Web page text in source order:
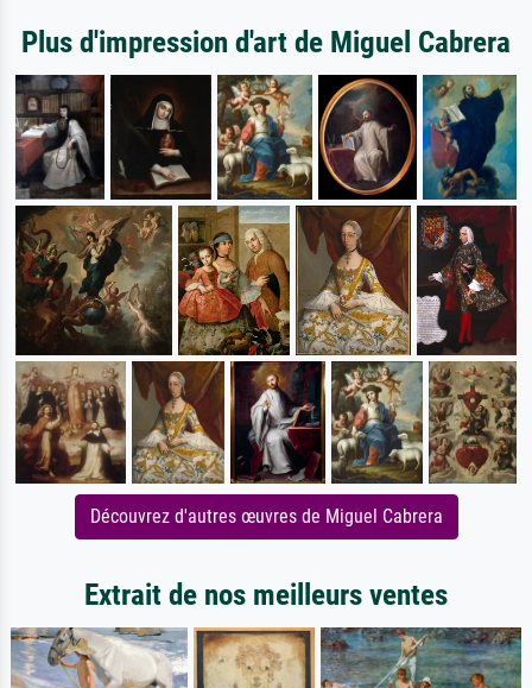
Plus d'impression d'art de Miguel Cabrera
Découvrez d'autres œuvres de Miguel Cabrera
Extrait de nos meilleurs ventes